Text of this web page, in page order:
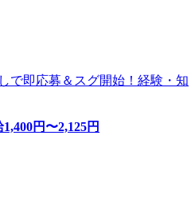
で即応募＆スグ開始！経験・知
1,400円〜2,125円